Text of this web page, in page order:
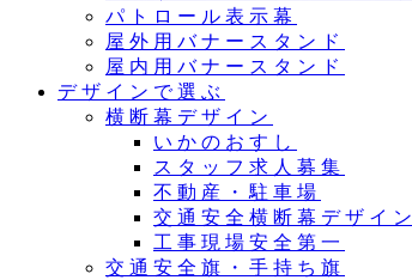
パトロール表示幕
屋外用バナースタンド
屋内用バナースタンド
デザインで選ぶ
横断幕デザイン
いかのおすし
スタッフ求人募集
不動産・駐車場
交通安全横断幕デザイン
工事現場安全第一
交通安全旗・手持ち旗